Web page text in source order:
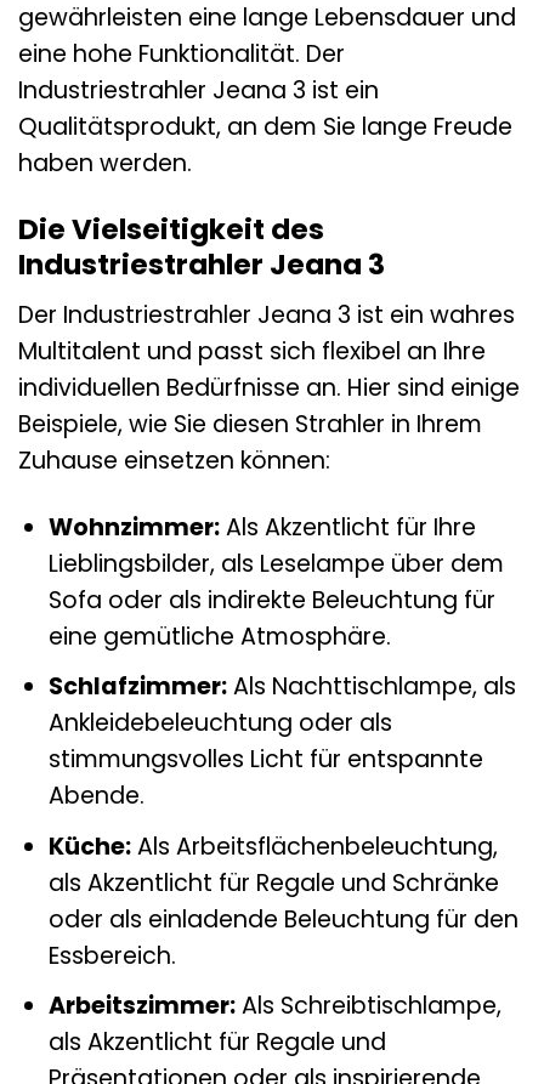
gewährleisten eine lange Lebensdauer und
eine hohe Funktionalität. Der
Industriestrahler Jeana 3 ist ein
Qualitätsprodukt, an dem Sie lange Freude
haben werden.
Die Vielseitigkeit des
Industriestrahler Jeana 3
Der Industriestrahler Jeana 3 ist ein wahres
Multitalent und passt sich flexibel an Ihre
individuellen Bedürfnisse an. Hier sind einige
Beispiele, wie Sie diesen Strahler in Ihrem
Zuhause einsetzen können:
Wohnzimmer:Als Akzentlicht für Ihre
Lieblingsbilder, als Leselampe über dem
Sofa oder als indirekte Beleuchtung für
eine gemütliche Atmosphäre.
Schlafzimmer:Als Nachttischlampe, als
Ankleidebeleuchtung oder als
stimmungsvolles Licht für entspannte
Abende.
Küche:Als Arbeitsflächenbeleuchtung,
als Akzentlicht für Regale und Schränke
oder als einladende Beleuchtung für den
Essbereich.
Arbeitszimmer:Als Schreibtischlampe,
als Akzentlicht für Regale und